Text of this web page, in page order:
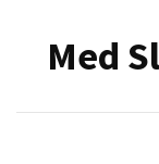
content
NAJNOVEJŠI
contentMed